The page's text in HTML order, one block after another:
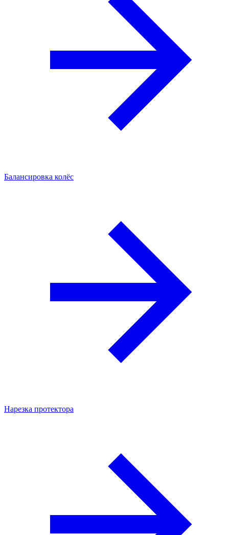
Балансировка колёс
Нарезка протектора